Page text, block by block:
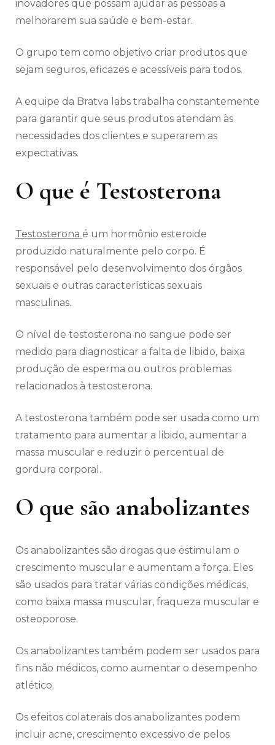
inovadores que possam ajudar as pessoas a
melhorarem sua saúde e bem-estar.
O grupo tem como objetivo criar produtos que
sejam seguros, eficazes e acessíveis para todos.
A equipe da Bratva labs trabalha constantemente
para garantir que seus produtos atendam às
necessidades dos clientes e superarem as
expectativas.
O que é Testosterona
Testosterona é um hormônio esteroide
produzido naturalmente pelo corpo. É
responsável pelo desenvolvimento dos órgãos
sexuais e outras características sexuais
masculinas.
O nível de testosterona no sangue pode ser
medido para diagnosticar a falta de libido, baixa
produção de esperma ou outros problemas
relacionados à testosterona.
A testosterona também pode ser usada como um
tratamento para aumentar a libido, aumentar a
massa muscular e reduzir o percentual de
gordura corporal.
O que são anabolizantes
Os anabolizantes são drogas que estimulam o
crescimento muscular e aumentam a força. Eles
são usados para tratar várias condições médicas,
como baixa massa muscular, fraqueza muscular e
osteoporose.
Os anabolizantes também podem ser usados para
fins não médicos, como aumentar o desempenho
atlético.
Os efeitos colaterais dos anabolizantes podem
incluir acne, crescimento excessivo de pelos